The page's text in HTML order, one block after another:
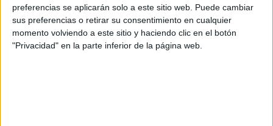
preferencias se aplicarán solo a este sitio web. Puede cambiar
sus preferencias o retirar su consentimiento en cualquier
momento volviendo a este sitio y haciendo clic en el botón
"Privacidad" en la parte inferior de la página web.
Director de arte: Violeta Muñoz, Piluky Bautista
Redactor: Miguel Marques